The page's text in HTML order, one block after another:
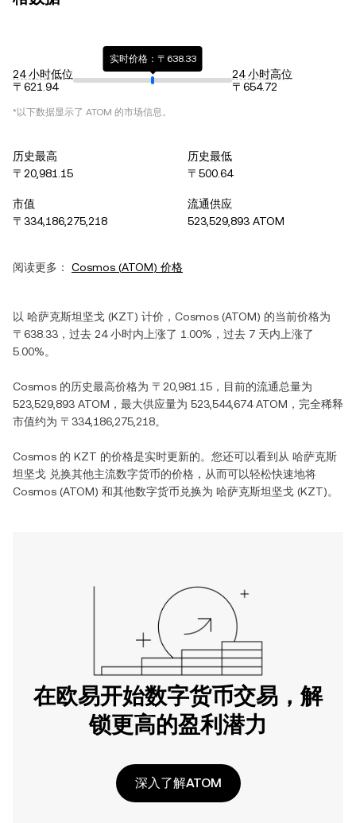
24 小时低位
〒621.94
实时价格：〒638.33
24 小时高位
〒654.72
*以下数据显示了 ATOM 的市场信息。
历史最高
〒20,981.15
历史最低
〒500.64
市值
〒334,186,275,218
流通供应
523,529,893 ATOM
阅读更多： Cosmos (ATOM) 价格
以 哈萨克斯坦坚戈 (KZT) 计价， Cosmos (ATOM) 的当前价格为
〒638.33 ，过去 24 小时内 上涨了 1.00% ，过去 7 天内 上涨了
5.00%。
Cosmos 的历史最高价格为 〒20,981.15 ，目前的流通总量为
523,529,893 ATOM ，最大供应量为 523,544,674 ATOM ，完全稀释
市值约为 〒334,186,275,218。
Cosmos 的 KZT 的价格是实时更新的。您还可以看到从 哈萨克斯
坦坚戈 兑换其他主流数字货币的价格，从而可以轻松快速地将
Cosmos (ATOM) 和其他数字货币兑换为 哈萨克斯坦坚戈 (KZT)。
在欧易开始数字货币交易，解
锁更高的盈利潜力
深入了解ATOM